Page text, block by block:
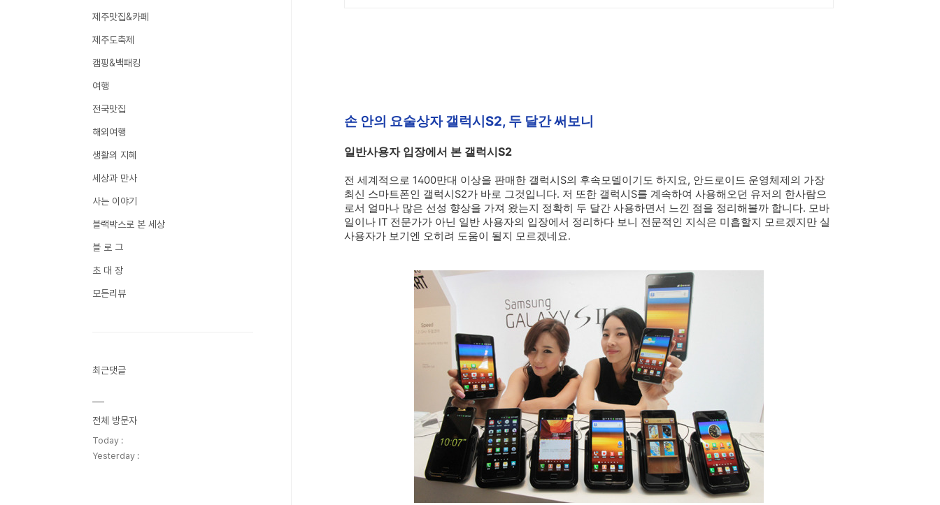
손 안의 요술상자 갤럭시S2, 두 달간 써보니
일반사용자 입장에서 본 갤럭시S2
전 세계적으로 1400만대 이상을 판매한 갤럭시S의 후속모델이기도 하지요, 안드로이드 운영체제의 가장
최신 스마트폰인 갤럭시S2가 바로 그것입니다. 저 또한 갤럭시S를 계속하여 사용해오던 유저의 한사람으
로서 얼마나 많은 선성 향상을 가져 왔는지 정확히 두 달간 사용하면서 느낀 점을 정리해볼까 합니다. 모바
일이나 IT 전문가가 아닌 일반 사용자의 입장에서 정리하다 보니 전문적인 지식은 미흡할지 모르겠지만 실
사용자가 보기엔 오히려 도움이 될지 모르겠네요.
제주맛집&카페
제주도축제
캠핑&백패킹
여행
전국맛집
해외여행
생활의 지혜
세상과 만사
사는 이야기
블랙박스로 본 세상
블 로 그
초 대 장
모든리뷰
최근댓글
전체 방문자
Today :
Yesterday :